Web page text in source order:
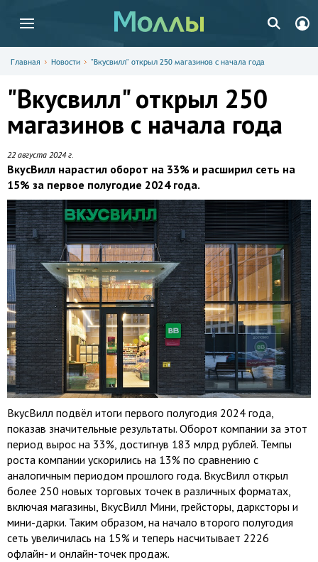
Главная Новости "Вкусвилл" открыл 250 магазинов с начала года
"Вкусвилл" открыл 250
магазинов с начала года
22 августа 2024 г.
ВкусВилл нарастил оборот на 33% и расширил сеть на
15% за первое полугодие 2024 года.
ВкусВилл подвёл итоги первого полугодия 2024 года,
показав значительные результаты. Оборот компании за этот
период вырос на 33%, достигнув 183 млрд рублей. Темпы
роста компании ускорились на 13% по сравнению с
аналогичным периодом прошлого года. ВкусВилл открыл
более 250 новых торговых точек в различных форматах,
включая магазины, ВкусВилл Мини, грейсторы, дарксторы и
мини-дарки. Таким образом, на начало второго полугодия
сеть увеличилась на 15% и теперь насчитывает 2226
офлайн- и онлайн-точек продаж.